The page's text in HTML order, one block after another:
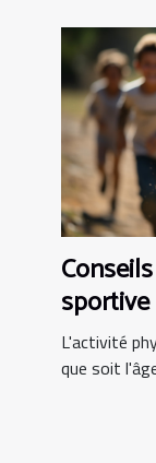
L'activité
que soit